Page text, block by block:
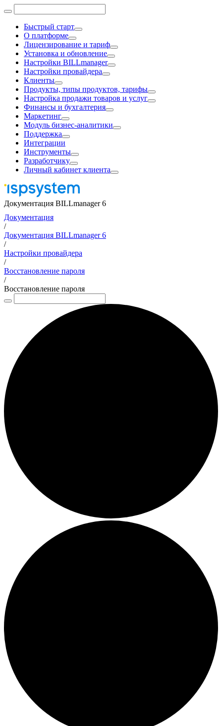
Быстрый старт
О платформе
Лицензирование и тариф
Установка и обновление
Настройки BILLmanager
Настройки провайдера
Клиенты
Продукты, типы продуктов, тарифы
Настройка продажи товаров и услуг
Финансы и бухгалтерия
Маркетинг
Модуль бизнес-аналитики
Поддержка
Интеграции
Инструменты
Разработчику
Личный кабинет клиента
Документация BILLmanager 6
Документация
/
Документация BILLmanager 6
/
Настройки провайдера
/
Восстановление пароля
/
Восстановление пароля